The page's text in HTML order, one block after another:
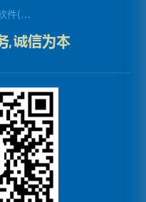
手机同屏监控软件(新标题：实时手机屏幕监控软件，让远程协作更高效)